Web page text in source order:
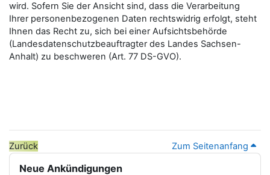
wird. Sofern Sie der Ansicht sind, dass die Verarbeitung
Ihrer personenbezogenen Daten rechtswidrig erfolgt, steht
Ihnen das Recht zu, sich bei einer Aufsichtsbehörde
(Landesdatenschutzbeauftragter des Landes Sachsen-
Anhalt) zu beschweren (Art. 77 DS-GVO).
Zurück Zum Seitenanfang
Blöcke
Neue Ankündigungen überspringen
Neue Ankündigungen